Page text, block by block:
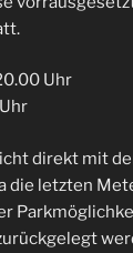
Uhr
direkt mit
die letzten